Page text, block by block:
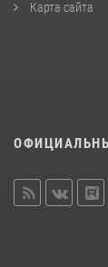
Карта сайта